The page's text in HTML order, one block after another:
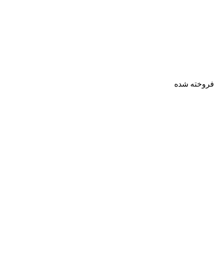
فروخته شده